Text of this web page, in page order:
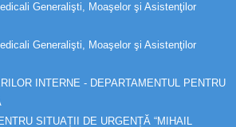
Generalişti, Moaşelor şi Asistenţilor
Generalişti, Moaşelor şi Asistenţilor
INTERNE - DEPARTAMENTUL PENTRU
SITUAȚII DE URGENȚĂ “MIHAIL